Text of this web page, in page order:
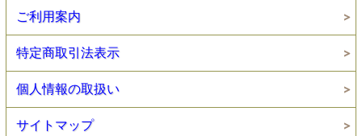
ご利用案内
特定商取引法表示
個人情報の取扱い
サイトマップ